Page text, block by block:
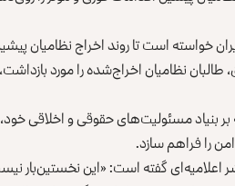
خواسته است تا روند اخراج نظامیان
نظامیان اخراج‌شده را مورد
بنیاد مسئولیت‌های حقوقی و اخلاقی
را فراهم سازد.
اعلامیه‌ای گفته است: «این